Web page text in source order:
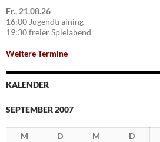
Fr., 21.08.26
16:00 Jugendtraining
19:30 freier Spielabend
Weitere Termine
KALENDER
SEPTEMBER 2007
M D M D